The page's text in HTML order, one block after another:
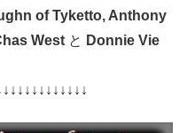
of Tyketto, Anthony
West と Donnie Vie